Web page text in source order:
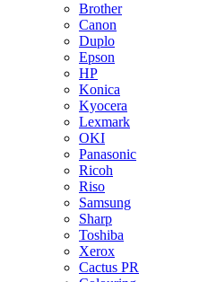
Brother
Canon
Duplo
Epson
HP
Konica
Kyocera
Lexmark
OKI
Panasonic
Ricoh
Riso
Samsung
Sharp
Toshiba
Xerox
Cactus PR